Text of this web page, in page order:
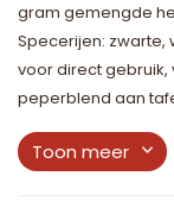
gram gemengde
Specerijen: zwarte,
voor direct
peperblend aan
Toon meer